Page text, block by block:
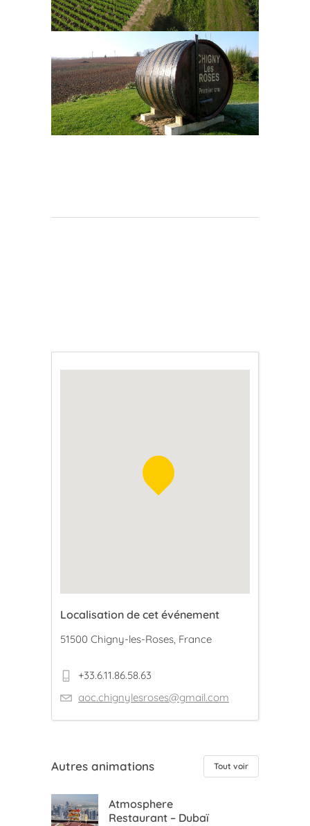
Localisation de cet événement
51500 Chigny-les-Roses, France
+33.6.11.86.58.63
aoc.chignylesroses@gmail.com
Autres animations Tout voir
Atmosphere
Restaurant – Dubaï